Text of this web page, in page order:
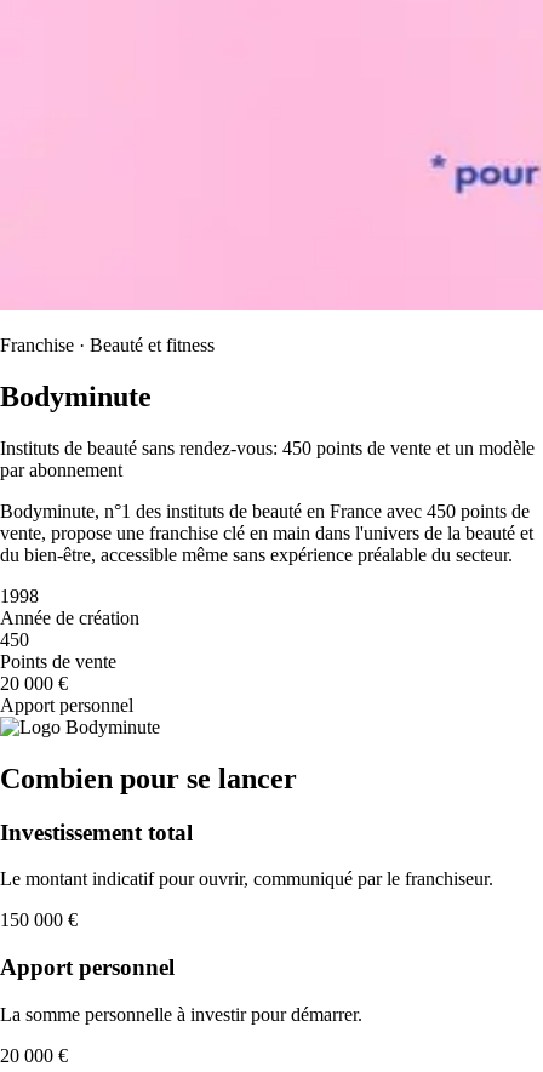
Franchise · Beauté et fitness
Bodyminute
Instituts de beauté sans rendez-vous: 450 points de vente et un modèle
par abonnement
Bodyminute, n°1 des instituts de beauté en France avec 450 points de
vente, propose une franchise clé en main dans l'univers de la beauté et
du bien-être, accessible même sans expérience préalable du secteur.
1998
Année de création
450
Points de vente
20 000 €
Apport personnel
Combien pour se lancer
Investissement total
Le montant indicatif pour ouvrir, communiqué par le franchiseur.
150 000 €
Apport personnel
La somme personnelle à investir pour démarrer.
20 000 €